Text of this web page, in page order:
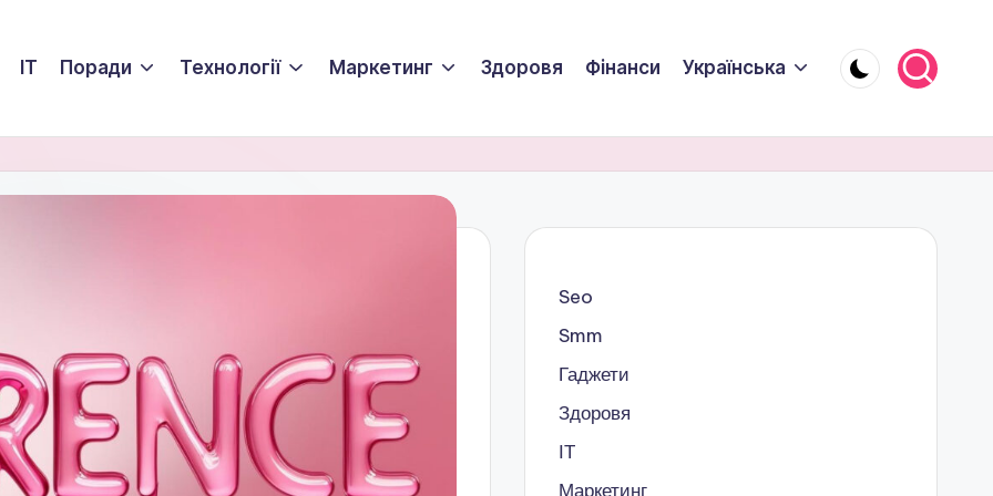
ІТ Поради Технології Маркетинг Здоровя Фінанси Українська
Seo
Smm
Гаджети
Здоровя
ІТ
Маркетинг